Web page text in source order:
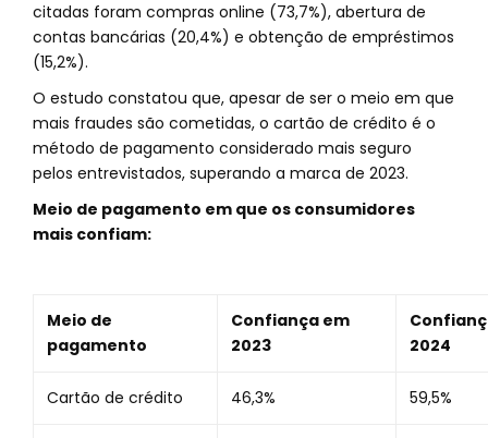
citadas foram compras online (73,7%), abertura de
contas bancárias (20,4%) e obtenção de empréstimos
(15,2%).
O estudo constatou que, apesar de ser o meio em que
mais fraudes são cometidas, o cartão de crédito é o
método de pagamento considerado mais seguro
pelos entrevistados, superando a marca de 2023.
Meio de pagamento em que os consumidores
mais confiam:
Meio de
pagamento
Confiança em
2023
2024
Cartão de crédito 46,3% 59,5%